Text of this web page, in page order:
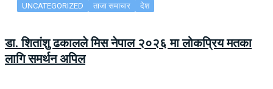
UNCATEGORIZED ताजा समाचार देश
डा. शितांशु ढकालले मिस नेपाल २०२६ मा लोकप्रिय मतका
लागि समर्थन अपिल